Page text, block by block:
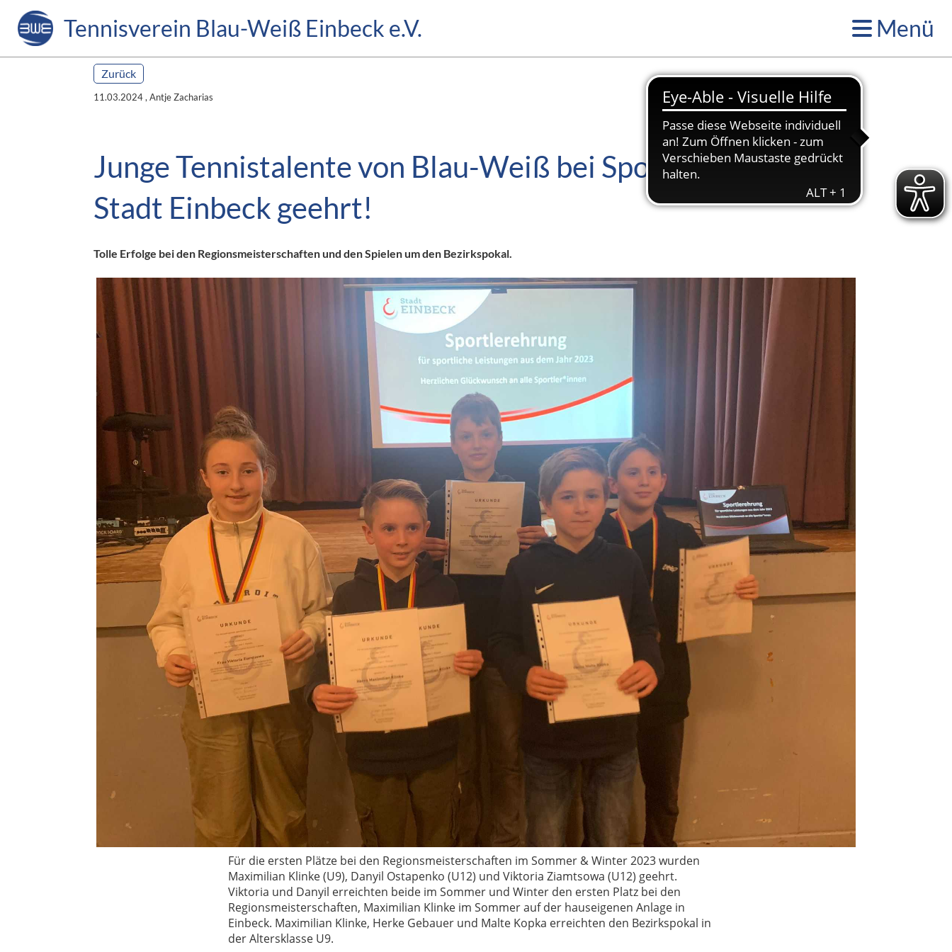
Tennisverein Blau-Weiß Einbeck e.V. Menü
Zurück
11.03.2024, Antje Zacharias
Junge Tennistalente von Blau-Weiß bei Sportlerehrung der
Stadt Einbeck geehrt!
Tolle Erfolge bei den Regionsmeisterschaften und den Spielen um den Bezirkspokal.
Für die ersten Plätze bei den Regionsmeisterschaften im Sommer & Winter 2023 wurden
Maximilian Klinke (U9), Danyil Ostapenko (U12) und Viktoria Ziamtsowa (U12) geehrt.
Viktoria und Danyil erreichten beide im Sommer und Winter den ersten Platz bei den
Regionsmeisterschaften, Maximilian Klinke im Sommer auf der hauseigenen Anlage in
Einbeck. Maximilian Klinke, Herke Gebauer und Malte Kopka erreichten den Bezirkspokal in
der Altersklasse U9.